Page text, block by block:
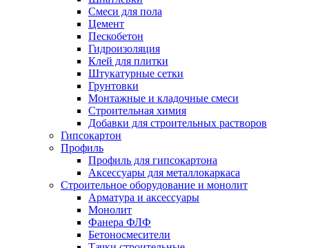
Смеси для пола
Цемент
Пескобетон
Гидроизоляция
Клей для плитки
Штукатурные сетки
Грунтовки
Монтажные и кладочные смеси
Строительная химия
Добавки для строительных растворов
Гипсокартон
Профиль
Профиль для гипсокартона
Аксессуары для металлокаркаса
Строительное оборудование и монолит
Арматура и аксессуары
Монолит
Фанера ФЛФ
Бетоносмесители